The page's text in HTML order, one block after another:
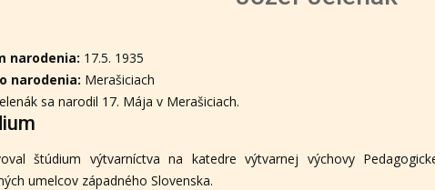
narodenia: 17.5. 1935
narodenia: Merašiciach
sa narodil 17. Mája v Merašiciach.
štúdium výtvarníctva na katedre výtvarnej výchovy
umelcov západného Slovenska.